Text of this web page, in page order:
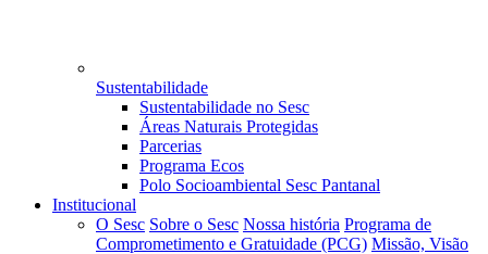
Sustentabilidade
Sustentabilidade no Sesc
Áreas Naturais Protegidas
Parcerias
Programa Ecos
Polo Socioambiental Sesc Pantanal
Institucional
O Sesc Sobre o Sesc Nossa história Programa de
Comprometimento e Gratuidade (PCG) Missão, Visão